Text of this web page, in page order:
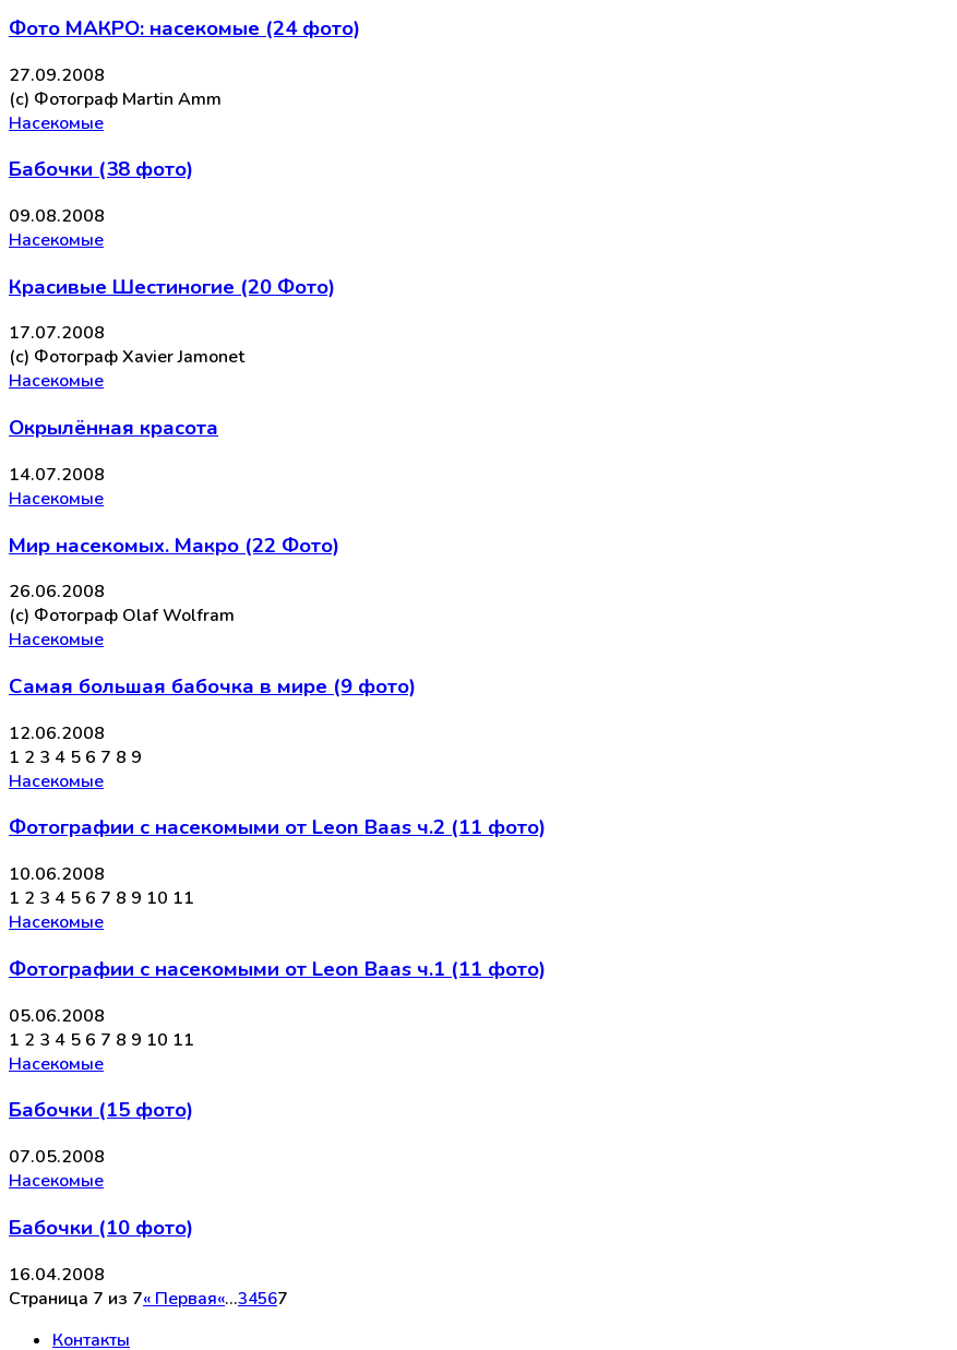
Фото МАКРО: насекомые (24 фото)
27.09.2008
(с) Фотограф Martin Amm
Насекомые
Бабочки (38 фото)
09.08.2008
Насекомые
Красивые Шестиногие (20 Фото)
17.07.2008
(c) Фотограф Xavier Jamonet
Насекомые
Окрылённая красота
14.07.2008
Насекомые
Мир насекомых. Макро (22 Фото)
26.06.2008
(c) Фотограф Olaf Wolfram
Насекомые
Самая большая бабочка в мире (9 фото)
12.06.2008
1 2 3 4 5 6 7 8 9
Насекомые
Фотографии с насекомыми от Leon Baas ч.2 (11 фото)
10.06.2008
1 2 3 4 5 6 7 8 9 10 11
Насекомые
Фотографии с насекомыми от Leon Baas ч.1 (11 фото)
05.06.2008
1 2 3 4 5 6 7 8 9 10 11
Насекомые
Бабочки (15 фото)
07.05.2008
Насекомые
Бабочки (10 фото)
16.04.2008
Страница 7 из 7« Первая«...34567
Контакты